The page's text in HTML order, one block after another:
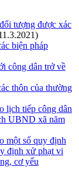
tượng được xác
biện pháp
công dân trở về
thôn của thường
lịch tiếp công dân
UBND xã năm
một số quy định
định xử phạt vi
cơ yếu